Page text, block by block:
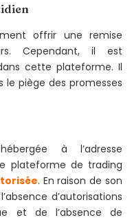
offrir une remise
Cependant, il est
cette plateforme. Il
piège des promesses
à l’adresse
plateforme de trading
. En raison de son
d’autorisations
et de l’absence de